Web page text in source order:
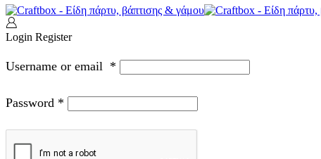
Login Register
Username or email *
Password *